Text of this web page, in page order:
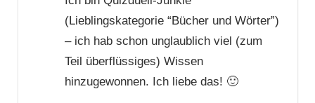
(Lieblingskategorie “Bücher und Wörter”)
– ich hab schon unglaublich viel (zum
Teil überflüssiges) Wissen
hinzugewonnen. Ich liebe das! 🙂